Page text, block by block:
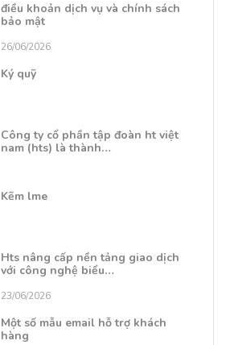
điều khoản dịch vụ và chính sách
bảo mật
26/06/2026
Ký quỹ
Công ty cổ phần tập đoàn ht việt
nam (hts) là thành…
Kẽm lme
Hts nâng cấp nền tảng giao dịch
với công nghệ biểu…
23/06/2026
Một số mẫu email hỗ trợ khách
hàng